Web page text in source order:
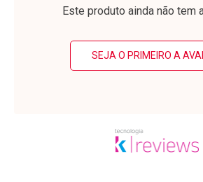
Este produto ainda não tem
SEJA O PRIMEIRO A